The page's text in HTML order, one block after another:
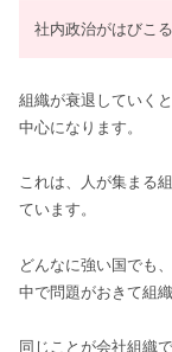
社内政治がはびこる
組織が衰退していく
中心になります。
これは、人が集まる
ています。
どんなに強い国でも
中で問題がおきて組
同じことが会社組織